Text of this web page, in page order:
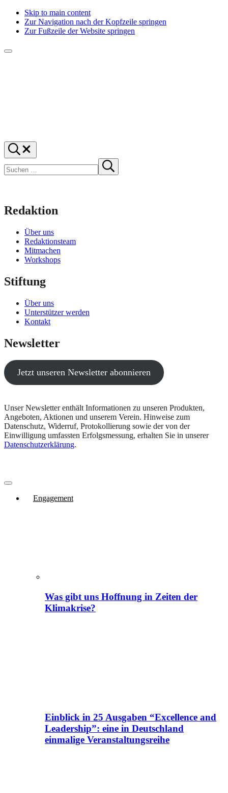
Skip to main content
Zur Navigation nach der Kopfzeile springen
Zur Fußzeile der Website springen
Menü
f1rstlife
Und
was
denkst
du?
Suchen
…
Suche
starten
Redaktion
Über uns
Redaktionsteam
Mitmachen
Workshops
Stiftung
Über uns
Unterstützer werden
Kontakt
Newsletter
Jetzt unseren Newsletter abonnieren
Unser Newsletter enthält Informationen zu unseren Produkten,
Angeboten, Aktionen und unserem Verein. Hinweise zum
Datenschutz, Widerruf, Protokollierung sowie der von der
Einwilligung umfassten Erfolgsmessung, erhalten Sie in unserer
Datenschutzerklärung.
Engagement
Was gibt uns Hoffnung in Zeiten der
Klimakrise?
Einblick in 25 Ausgaben “Excellence and
Leadership”: eine in Deutschland
einmalige Veranstaltungsreihe